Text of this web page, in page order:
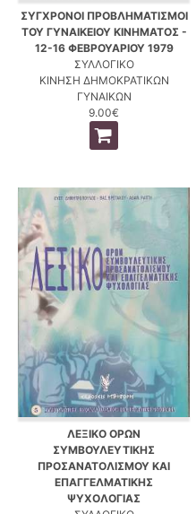
ΣΥΓΧΡΟΝΟΙ ΠΡΟΒΛΗΜΑΤΙΣΜΟΙ
ΤΟΥ ΓΥΝΑΙΚΕΙΟΥ ΚΙΝΗΜΑΤΟΣ -
12-16 ΦΕΒΡΟΥΑΡΙΟΥ 1979
ΣΥΛΛΟΓΙΚΟ
ΚΙΝΗΣΗ ΔΗΜΟΚΡΑΤΙΚΩΝ
ΓΥΝΑΙΚΩΝ
9.00€
ΛΕΞΙΚΟ ΟΡΩΝ
ΣΥΜΒΟΥΛΕΥΤΙΚΗΣ
ΠΡΟΣΑΝΑΤΟΛΙΣΜΟΥ ΚΑΙ
ΕΠΑΓΓΕΛΜΑΤΙΚΗΣ
ΨΥΧΟΛΟΓΙΑΣ